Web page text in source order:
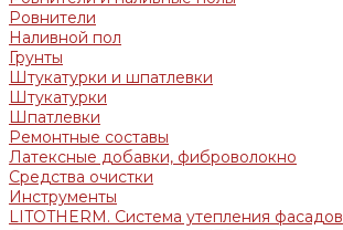
Ровнители
Наливной пол
Грунты
Штукатурки и шпатлевки
Штукатурки
Шпатлевки
Ремонтные составы
Латексные добавки, фиброволокно
Средства очистки
Инструменты
LITOTHERM. Система утепления фасадов